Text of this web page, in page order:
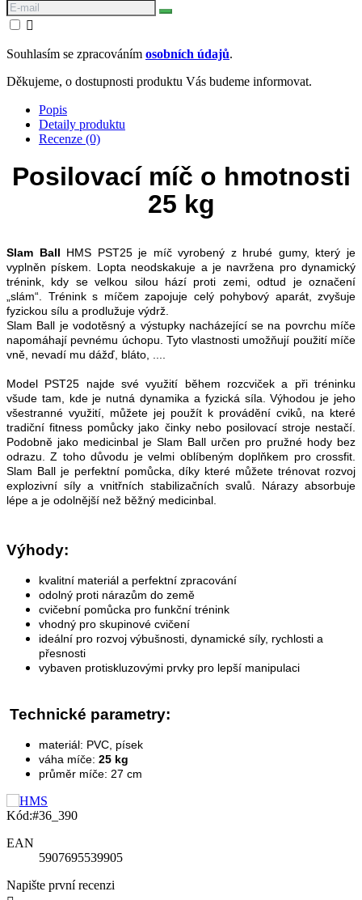

Souhlasím se zpracováním osobních údajů.
Děkujeme, o dostupnosti produktu Vás budeme informovat.
Popis
Detaily produktu
Recenze (0)
Posilovací míč o hmotnosti
25 kg
Slam Ball HMS PST25 je míč vyrobený z hrubé gumy, který je
vyplněn pískem. Lopta neodskakuje a je navržena pro dynamický
trénink, kdy se velkou silou hází proti zemi, odtud je označení
„slám“. Trénink s míčem zapojuje celý pohybový aparát, zvyšuje
fyzickou sílu a prodlužuje výdrž.
Slam Ball je vodotěsný a výstupky nacházející se na povrchu míče
napomáhají pevnému úchopu. Tyto vlastnosti umožňují použití míče
vně, nevadí mu dážď, bláto, ....
Model PST25 najde své využití během rozcviček a při tréninku
všude tam, kde je nutná dynamika a fyzická síla. Výhodou je jeho
všestranné využití, můžete jej použít k provádění cviků, na které
tradiční fitness pomůcky jako činky nebo posilovací stroje nestačí.
Podobně jako medicinbal je Slam Ball určen pro pružné hody bez
odrazu. Z toho důvodu je velmi oblíbeným doplňkem pro crossfit.
Slam Ball je perfektní pomůcka, díky které můžete trénovat rozvoj
explozivní síly a vnitřních stabilizačních svalů. Nárazy absorbuje
lépe a je odolnější než běžný medicinbal.
Výhody:
kvalitní materiál a perfektní zpracování
odolný proti nárazům do země
cvičební pomůcka pro funkční trénink
vhodný pro skupinové cvičení
ideální pro rozvoj výbušnosti, dynamické síly, rychlosti a
přesnosti
vybaven protiskluzovými prvky pro lepší manipulaci
Technické parametry:
materiál: PVC, písek
váha míče: 25 kg
průměr míče: 27 cm
Kód:#36_390
EAN
5907695539905
Napište první recenzi